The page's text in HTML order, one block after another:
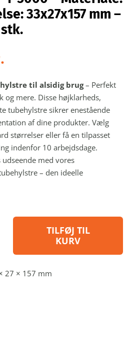
33x27x157 mm –
til alsidig brug– Perfekt
og mere. Disse højklarheds,
tubehylstre sikrer enestående
af dine produkter. Vælg
størrelser eller få en tilpasset
indenfor 10 arbejdsdage.
med vores
– den ideelle
TILFØJ TIL
KURV
27 × 157 mm